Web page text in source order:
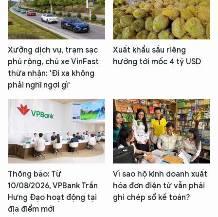
Xưởng dịch vụ, trạm sạc
phủ rộng, chủ xe VinFast
thừa nhận: 'Đi xa không
phải nghĩ ngợi gì'
Xuất khẩu sầu riêng
hướng tới mốc 4 tỷ USD
Thông báo: Từ
10/08/2026, VPBank Trần
Hưng Đạo hoạt động tại
địa điểm mới
Vì sao hộ kinh doanh xuất
hóa đơn điện tử vẫn phải
ghi chép sổ kế toán?